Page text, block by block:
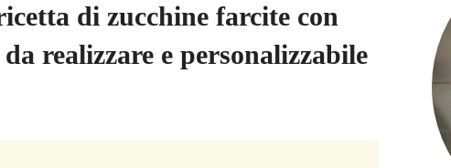
di zucchine farcite con
realizzare e personalizzabile